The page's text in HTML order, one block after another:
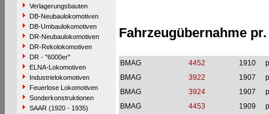
Verlagerungsbauten
DB-Neubaulokomotiven
DB-Umbaulokomotiven
DR-Neubaulokomotiven
DR-Rekolokomotiven
DR - "6000er"
ELNA-Lokomotiven
Industrielokomotiven
Feuerlose Lokomotiven
Sonderkonstruktionen
SAAR (1920 - 1935)
Fahrzeugübernahme pr.
BMAG 4452 1910
BMAG
3922 1907
BMAG
3924 1907
BMAG
4453 1909